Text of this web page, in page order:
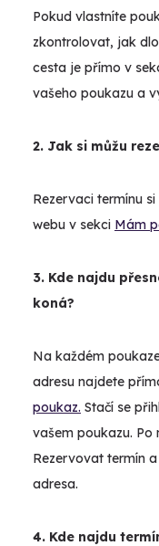
Pokud vlastníte
zkontrolovat, jak
cesta je přímo v
vašeho poukazu a
2. Jak si můžu
Rezervaci termínu
webu v sekci Mám
3. Kde najdu
koná?
Na každém
adresu najdete
poukaz. Stačí se
vašem poukazu. Po
Rezervovat termín
adresa.
4. Kde najdu